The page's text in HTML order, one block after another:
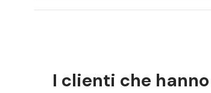
I clienti che